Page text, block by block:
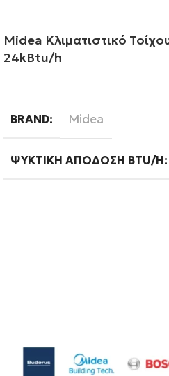
Midea Κλιματιστικό
24kBtu/h
BRAND Midea
ΨΥΚΤΙΚΉ ΑΠΌΔΟΣΗ BTU/H